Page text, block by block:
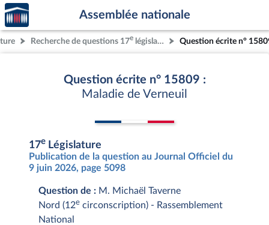
Aller au contenu
Aller en bas de la page
Accèder
à la
page
d'accueil
Assemblée nationale
Recherche de questions 17e législature Question écrite n°
Question écrite n° 15809 :
Maladie de Verneuil
17e Législature
Publication de la question au Journal Officiel du
9 juin 2026, page 5098
Question de : M. Michaël Taverne
Nord (12e circonscription) - Rassemblement
National